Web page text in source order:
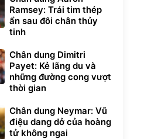
Ramsey: Trái tim thép
ẩn sau đôi chân thủy
tinh
Chân dung Dimitri
Payet: Kẻ lãng du và
những đường cong vượt
thời gian
Chân dung Neymar: Vũ
điệu dang dở của hoàng
tử không ngai